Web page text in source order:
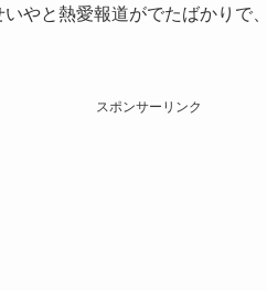
やと熱愛報道がでたばかりで
スポンサーリンク